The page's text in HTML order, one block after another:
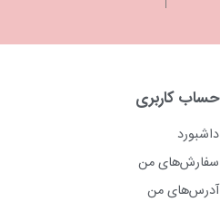
حساب کاربری
داشبورد
سفارش‌های من
آدرس‌های من